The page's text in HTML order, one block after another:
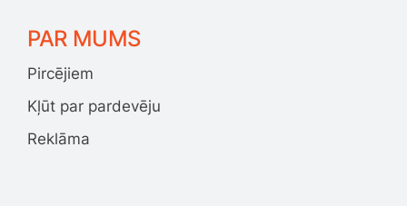
PAR MUMS
Pircējiem
Kļūt par pardevēju
Reklāma